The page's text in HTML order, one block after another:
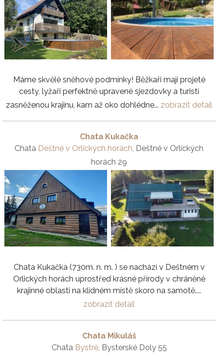
Máme skvělé sněhové podmínky! Běžkaři mají projeté
cesty, lyžaři perfektně upravené sjezdovky a turisti
zasněženou krajinu, kam až oko dohlédne... zobrazit detail
Chata Kukačka
Chata Deštné v Orlických horách, Deštné v Orlických
horách 29
Chata Kukačka (730m. n. m. ) se nachází v Deštném v
Orlických horách uprostřed krásné přírody v chráněné
krajinné oblasti na klidném místě skoro na samotě....
zobrazit detail
Chata Mikuláš
Chata Bystré, Bysterské Doly 55